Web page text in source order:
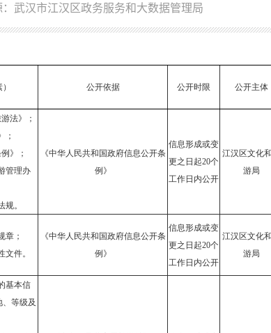
：武汉市江汉区政务服务和大数据管理局
公开依据 公开时限 公开主体
法》；
；
》；
管理办
规。
《中华人民共和国政府信息公开条
例》
信息形成或变
更之日起20个
工作日内公开
江汉区文化
游局
章；
文件。
《中华人民共和国政府信息公开条
例》
信息形成或变
更之日起20个
工作日内公开
江汉区文化
游局
基本信
等级及